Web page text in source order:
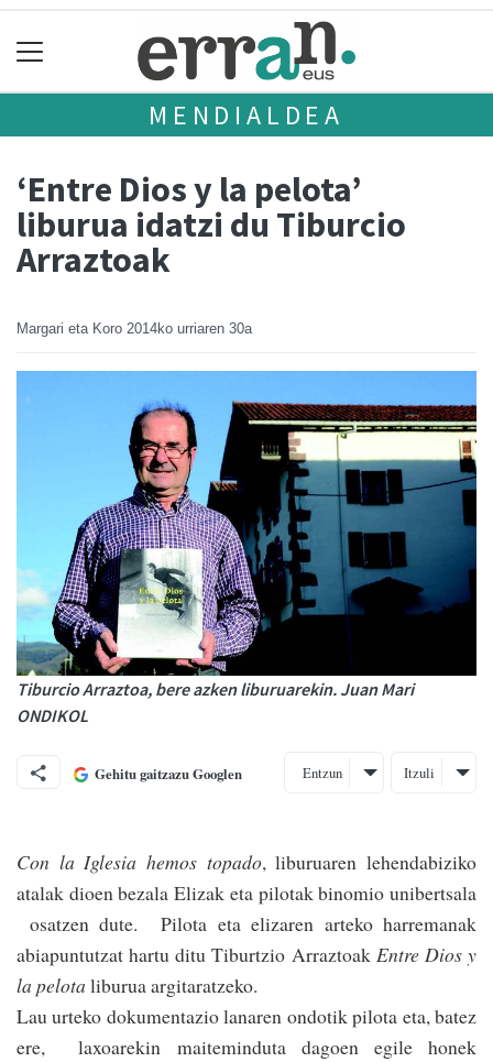
MENDIALDEA
‘Entre Dios y la pelota’
liburua idatzi du Tiburcio
Arraztoak
Margari eta Koro 2014ko urriaren 30a
Tiburcio Arraztoa, bere azken liburuarekin. Juan Mari
ONDIKOL
Gehitu gaitzazu Googlen Entzun Itzuli
Con la Iglesia hemos topado, liburuaren lehendabiziko
atalak dioen bezala Elizak eta pilotak binomio uniber­tsala
osatzen dute. Pilota eta elizaren arteko harremanak
abiapuntutzat hartu ditu Tibur­tzio Arraztoak Entre Dios y
la pelota liburua argitaratzeko.
Lau urteko doku­men­tazio lanaren ondotik pilota eta, batez
ere, laxoarekin maiteminduta dagoen egile honek